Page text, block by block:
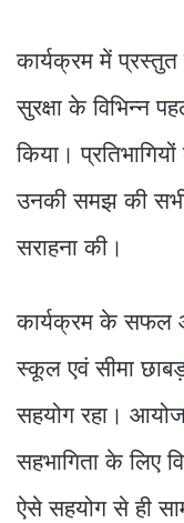
कार्यक्रम में प्रस्तुत
सुरक्षा के विभिन्न
किया।
उनकी समझ की सभी
सराहना की।
कार्यक्रम के सफल
स्कूल एवं सीमा
सहयोग रहा।
सहभागिता के लिए
ऐसे सहयोग से ही